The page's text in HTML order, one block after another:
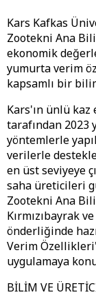
Kars Kafkas
Zootekni Ana
ekonomik
yumurta verim
kapsamlı bir
Kars'ın ünlü
tarafından 2023
yöntemlerle
verilerle
en üst seviyeye
saha üreticileri
Zootekni Ana
Kırmızıbayrak
önderliğinde
Verim
uygulamaya
BİLİM VE